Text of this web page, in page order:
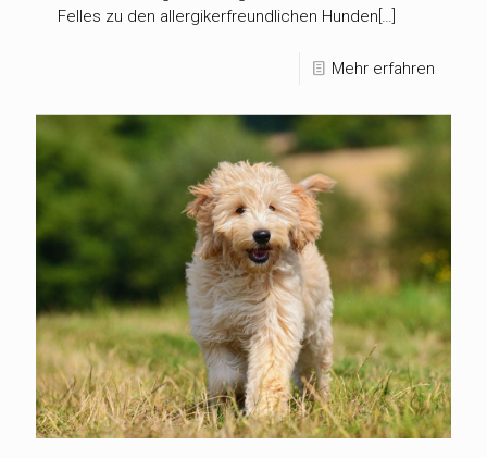
Felles zu den allergikerfreundlichen Hunden[…]
Mehr erfahren